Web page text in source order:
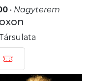
• Nagyterem